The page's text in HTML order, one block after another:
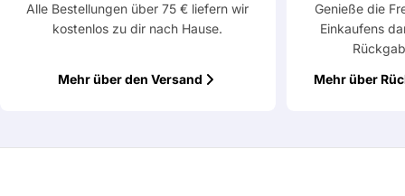
Alle Bestellungen über 75 € liefern wir
kostenlos zu dir nach Hause.
Mehr über den Versand
Genieße die
Einkaufens
Mehr über